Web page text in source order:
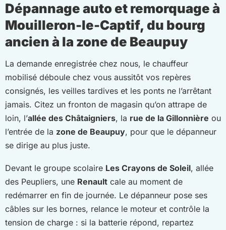
Dépannage auto et remorquage à
Mouilleron-le-Captif, du bourg
ancien à la zone de Beaupuy
La demande enregistrée chez nous, le chauffeur
mobilisé déboule chez vous aussitôt vos repères
consignés, les veilles tardives et les ponts ne l’arrêtant
jamais. Citez un fronton de magasin qu’on attrape de
loin, l’allée des Châtaigniers, la rue de la Gillonnière ou
l’entrée de la zone de Beaupuy, pour que le dépanneur
se dirige au plus juste.
Devant le groupe scolaire Les Crayons de Soleil, allée
des Peupliers, une Renault cale au moment de
redémarrer en fin de journée. Le dépanneur pose ses
câbles sur les bornes, relance le moteur et contrôle la
tension de charge : si la batterie répond, repartez